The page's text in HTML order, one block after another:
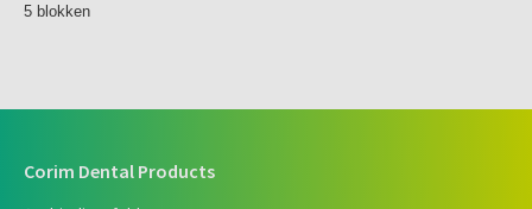
5 blokken
Corim Dental Products